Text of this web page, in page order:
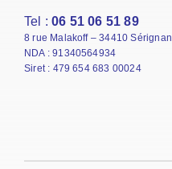
Tel :06 51 06 51 89
8 rue Malakoff – 34410 Sérignan
NDA : 91340564934
Siret : 479 654 683 00024